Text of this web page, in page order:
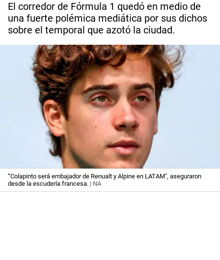
El corredor de Fórmula 1 quedó en medio de
una fuerte polémica mediática por sus dichos
sobre el temporal que azotó la ciudad.
“Colapinto será embajador de Renualt y Alpine en LATAM", aseguraron
desde la escudería francesa. | NA